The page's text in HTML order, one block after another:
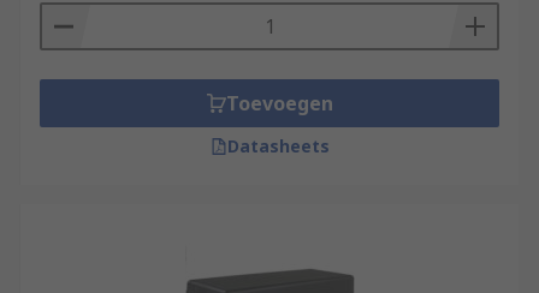
Toevoegen
Datasheets